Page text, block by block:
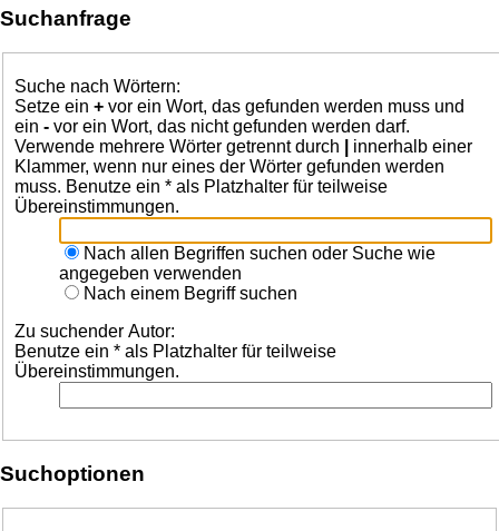
Suchanfrage
Suche nach Wörtern:
Setze ein + vor ein Wort, das gefunden werden muss und
ein - vor ein Wort, das nicht gefunden werden darf.
Verwende mehrere Wörter getrennt durch
innerhalb einer
Klammer, wenn nur eines der Wörter gefunden werden
muss. Benutze ein * als Platzhalter für teilweise
Übereinstimmungen.
Nach allen Begriffen suchen oder Suche wie
angegeben verwenden
Nach einem Begriff suchen
Zu suchender Autor:
Benutze ein * als Platzhalter für teilweise
Übereinstimmungen.
Suchoptionen